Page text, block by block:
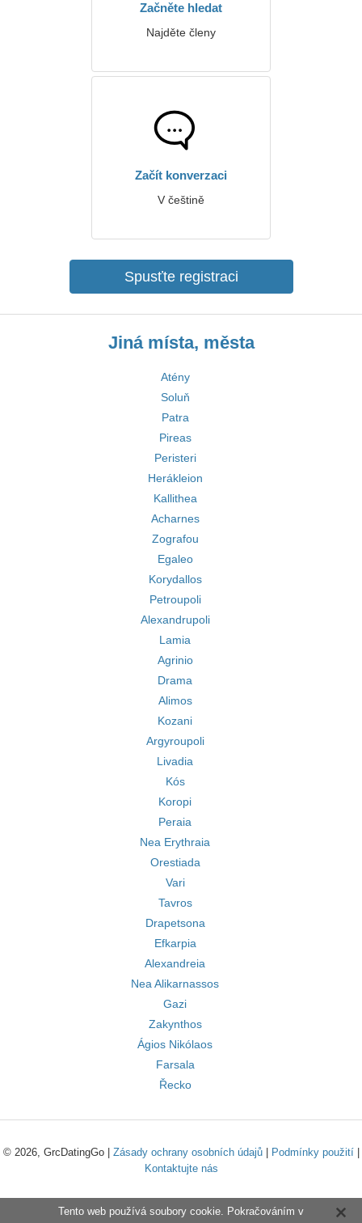
Začněte hledat
Najděte členy
Začít konverzaci
V češtině
Spusťte registraci
Jiná místa, města
Atény
Soluň
Patra
Pireas
Peristeri
Herákleion
Kallithea
Acharnes
Zografou
Egaleo
Korydallos
Petroupoli
Alexandrupoli
Lamia
Agrinio
Drama
Alimos
Kozani
Argyroupoli
Livadia
Kós
Koropi
Peraia
Nea Erythraia
Orestiada
Vari
Tavros
Drapetsona
Efkarpia
Alexandreia
Nea Alikarnassos
Gazi
Zakynthos
Ágios Nikólaos
Farsala
Řecko
© 2026, GrcDatingGo | Zásady ochrany osobních údajů| Podmínky použití|
Kontaktujte nás
Tento web používá soubory cookie. Pokračováním v